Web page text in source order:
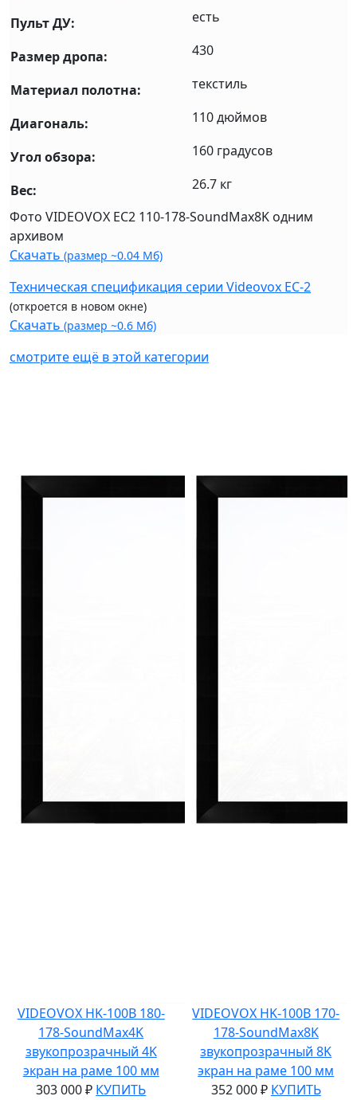
Пульт ДУ: есть
Размер дропа: 430
Материал полотна: текстиль
Диагональ: 110 дюймов
Угол обзора: 160 градусов
Вес:
26.7 кг
Фото VIDEOVOX EC2 110-178-SoundMax8K одним
архивом
Скачать (размер ~0.04 Мб)
Техническая спецификация серии Videovox EC-2
(откроется в новом окне)
Скачать (размер ~0.6 Мб)
смотрите ещё в этой категории
VIDEOVOX HK-100B 180-
178-SoundMax4K
звукопрозрачный 4K
экран на раме 100 мм
303 000 ₽ КУПИТЬ
VIDEOVOX HK-100B 170-
178-SoundMax8K
звукопрозрачный 8K
экран на раме 100 мм
352 000 ₽ КУПИТЬ